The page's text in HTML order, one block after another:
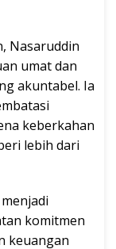
Nasaruddin
umat dan
akuntabel. Ia
keberkahan
lebih dari
komitmen
keuangan